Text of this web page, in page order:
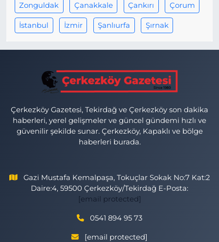
Zonguldak Çanakkale Çankırı Çorum
İstanbul İzmir Şanlıurfa Şırnak
Çerkezköy Gazetesi, Tekirdağ ve Çerkezköy son dakika
haberleri, yerel gelişmeler ve güncel gündemi hızlı ve
güvenilir şekilde sunar. Çerkezköy, Kapaklı ve bölge
haberleri burada.
Gazi Mustafa Kemalpaşa, Tokuçlar Sokak No:7 Kat:2
Daire:4, 59500 Çerkezköy/Tekirdağ E-Posta:
[email protected]
0541 894 95 73
[email protected]